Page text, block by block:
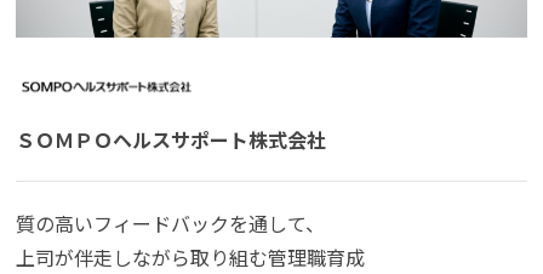
ＳＯＭＰＯヘルスサポート株式会社
質の高いフィードバックを通して、
上司が伴走しながら取り組む管理職育成